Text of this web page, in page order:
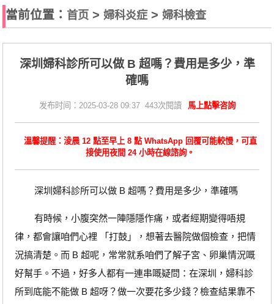
當前位置： 首页 >婦科炎症>婦科檢查
​深圳婦科診所可以做 B 超嗎？費用是多少，準
確嗎
发布时间：2025-03-28 09:37 443次閱讀 馬上點擊咨詢
溫馨提醒：淩晨 12 點至早上 8 點 WhatsApp 回覆可能較慢，可直
接使用夜間 24 小時在線諮詢。
深圳婦科診所可以做 B 超嗎？費用是多少，準確嗎
有時候，小腹突然一陣隱隱作痛，或者經期變得唔規
律，都會讓咱們心裡 「打鼓」，想著去醫院做個檢查，把情
況搞清楚。而 B 超呢，常常就系咱們了解子宮、卵巢情況嘅
好幫手。不過，好多人都有一連串嘅疑問：在深圳，婦科診
所到底能不能做 B 超呀？做一次要花多少錢？檢查結果靠不